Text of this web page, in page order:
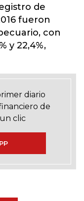
de
fueron
con
y 22,4%,
diario
de
clic